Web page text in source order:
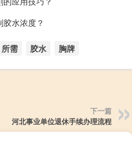
水浓度？
所需 胶水 胸牌
下一篇
河北事业单位退休手续办理流程